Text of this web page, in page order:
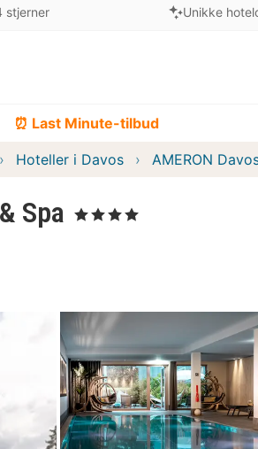
stjerner Unikke
⏰ Last Minute-tilbud
Hoteller i Davos AMERON
Spa , 4 Stjerner